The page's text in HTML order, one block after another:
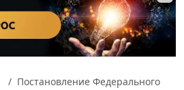
Постановление Федерального